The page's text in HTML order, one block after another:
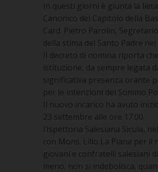
In questi giorni è giunta la
Canonico del Capitolo della
Card. Pietro Parolin,
della stima del Santo Padre
Il decreto di nomina riporta
istituzione, da sempre legata
significativa presenza orante
per le intenzioni del Sommo
Il nuovo incarico ha avuto
23 settembre alle ore 17.00.
l’Ispettoria Salesiana Sicula,
con Mons. Lillo La Piana per
giovani e confratelli salesiani
meno, non si indebolisca,